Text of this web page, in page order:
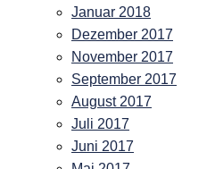
Januar 2018
Dezember 2017
November 2017
September 2017
August 2017
Juli 2017
Juni 2017